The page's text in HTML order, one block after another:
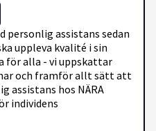
personlig assistans sedan
uppleva kvalité i sin
för alla - vi uppskattar
och framför allt sätt att
assistans hos NÄRA
individens